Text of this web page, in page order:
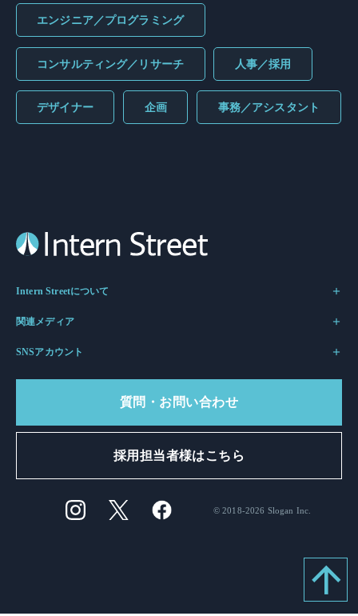
エンジニア／プログラミング
コンサルティング／リサーチ 人事／採用
デザイナー 企画 事務／アシスタント
Intern Streetについて
関連メディア
SNSアカウント
質問・お問い合わせ
採用担当者様はこちら
© 2018-2026 Slogan Inc.